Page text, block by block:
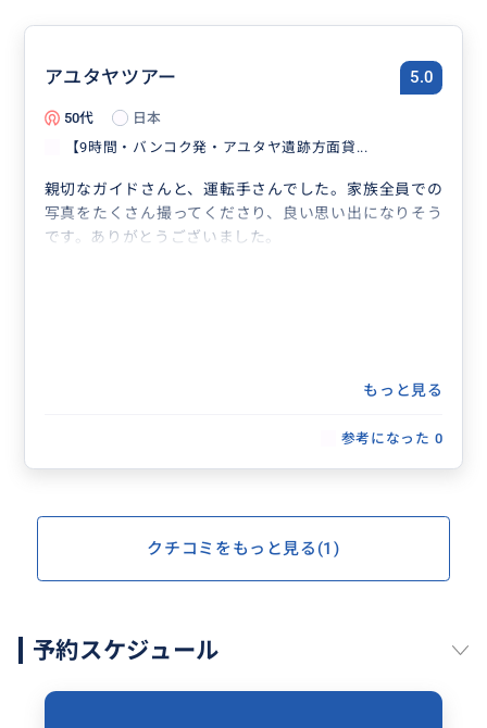
アユタヤツアー 5.0
50代
日本
【9時間・バンコク発・アユタヤ遺跡方面貸...
親切なガイドさんと、運転手さんでした。家族全員での
写真をたくさん撮ってくださり、良い思い出になりそう
です。ありがとうございました。
もっと見る
参考になった 0
クチコミをもっと見る(1)
予約スケジュール